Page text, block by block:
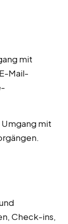
mit
Mail-
mit
Check-ins,